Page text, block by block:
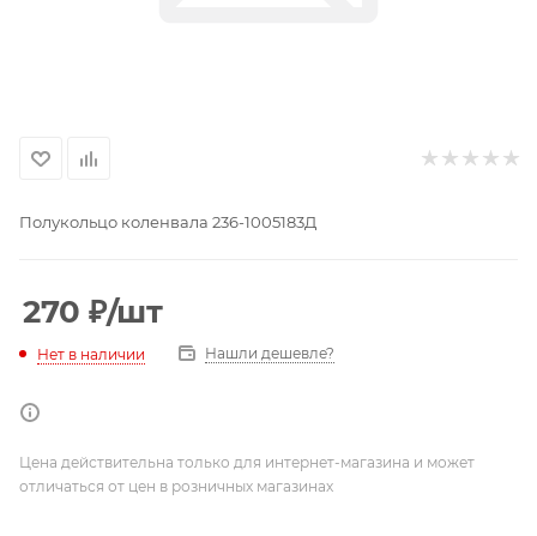
Полукольцо коленвала 236-1005183Д
270 ₽/шт
Нет в наличии Нашли дешевле?
Цена действительна только для интернет-магазина и может
отличаться от цен в розничных магазинах